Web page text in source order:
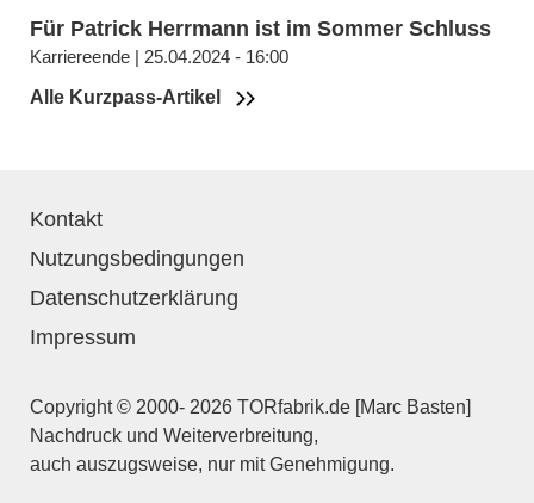
Für Patrick Herrmann ist im Sommer Schluss
Karriereende | 25.04.2024 - 16:00
Alle Kurzpass-Artikel
Kontakt
Nutzungsbedingungen
Datenschutzerklärung
Impressum
Copyright © 2000- 2026 TORfabrik.de [Marc Basten]
Nachdruck und Weiterverbreitung,
auch auszugsweise, nur mit Genehmigung.